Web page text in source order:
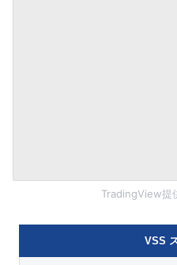
TradingView提
VSS